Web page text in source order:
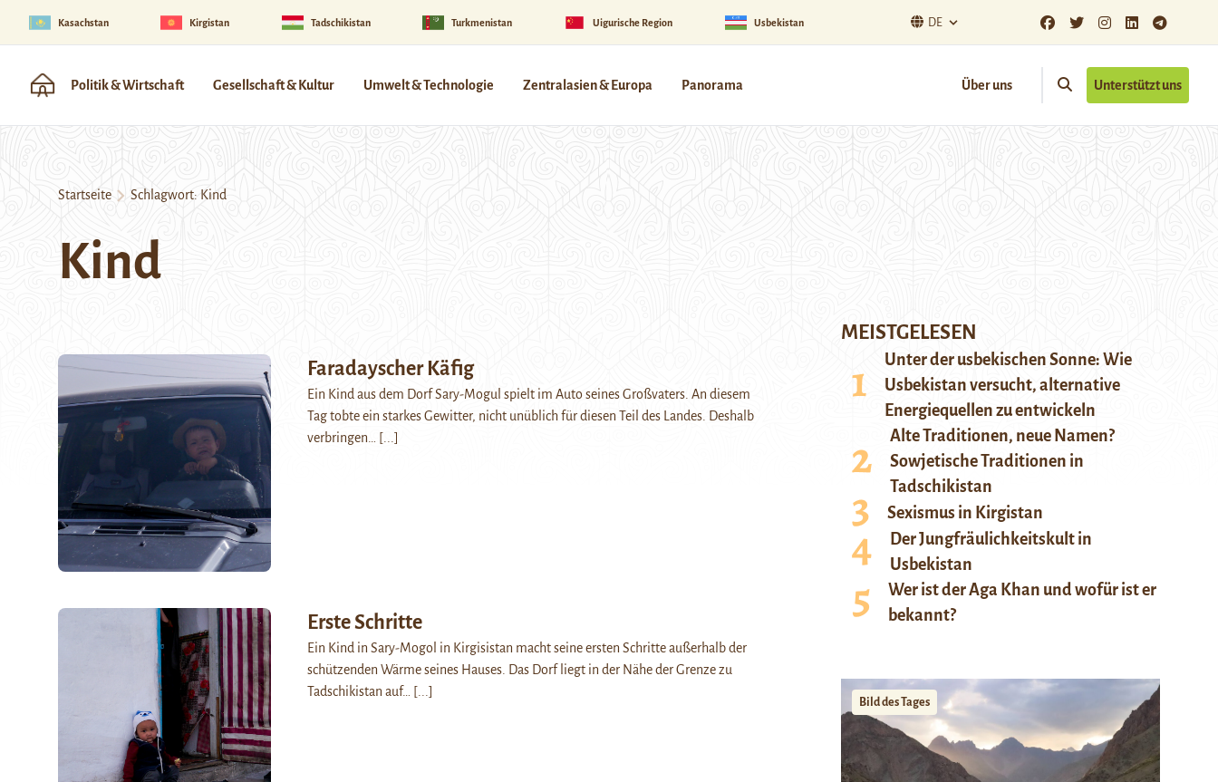
Kasachstan Kirgistan Tadschikistan Turkmenistan Uigurische Region Usbekistan DE
Politik & Wirtschaft Gesellschaft & Kultur Umwelt & Technologie Zentralasien & Europa Panorama Über uns Unterstützt uns
Startseite Schlagwort: Kind
Kind
Faradayscher Käfig
Ein Kind aus dem Dorf Sary-Mogul spielt im Auto seines Großvaters. An diesem
Tag tobte ein starkes Gewitter, nicht unüblich für diesen Teil des Landes. Deshalb
verbringen…
[...]
Erste Schritte
Ein Kind in Sary-Mogol in Kirgisistan macht seine ersten Schritte außerhalb der
schützenden Wärme seines Hauses. Das Dorf liegt in der Nähe der Grenze zu
Tadschikistan auf…
[...]
MEISTGELESEN
Unter der usbekischen Sonne: Wie
Usbekistan versucht, alternative
Energiequellen zu entwickeln
Alte Traditionen, neue Namen?
Sowjetische Traditionen in
Tadschikistan
Sexismus in Kirgistan
Der Jungfräulichkeitskult in
Usbekistan
Wer ist der Aga Khan und wofür ist er
bekannt?
Bild des Tages